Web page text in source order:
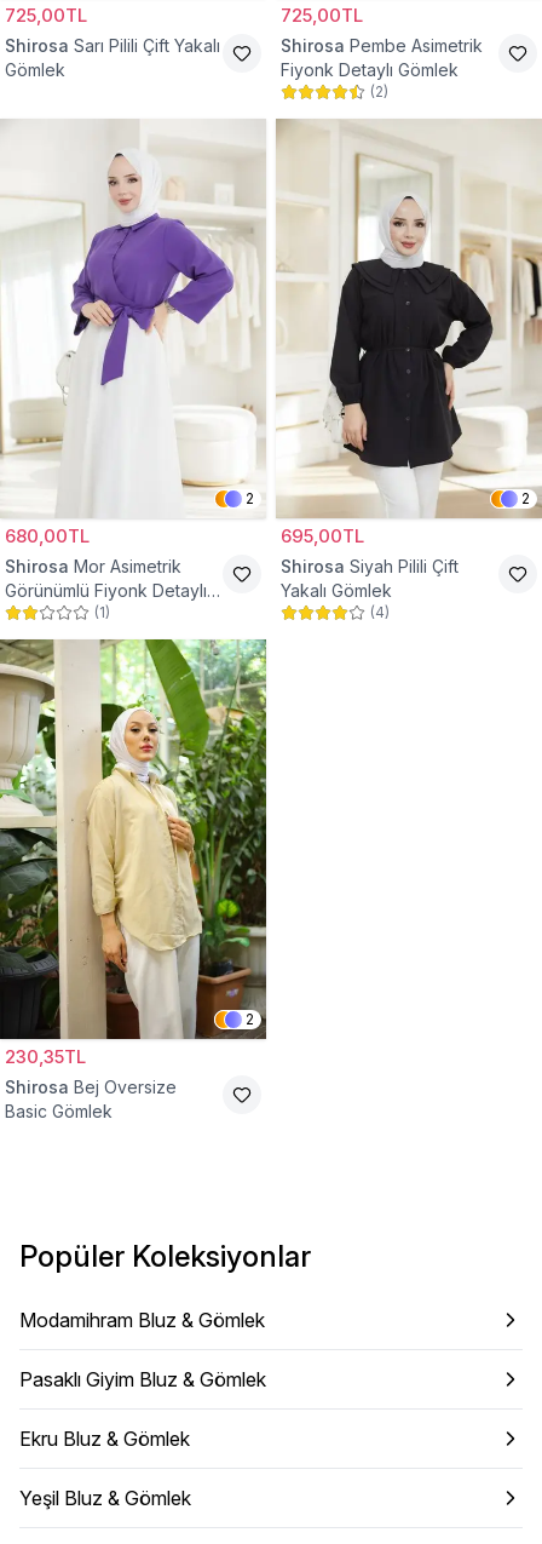
725,00TL
Shirosa Sarı Pilili Çift Yakalı
Gömlek
725,00TL
Shirosa Pembe Asimetrik
Fiyonk Detaylı Gömlek
(2)
2
680,00TL
Shirosa Mor Asimetrik
Görünümlü Fiyonk Detaylı
Gömlek
(1)
2
695,00TL
Shirosa Siyah Pilili Çift
Yakalı Gömlek
(4)
2
230,35TL
Shirosa Bej Oversize
Basic Gömlek
Popüler Koleksiyonlar
Modamihram Bluz & Gömlek
Pasaklı Giyim Bluz & Gömlek
Ekru Bluz & Gömlek
Yeşil Bluz & Gömlek